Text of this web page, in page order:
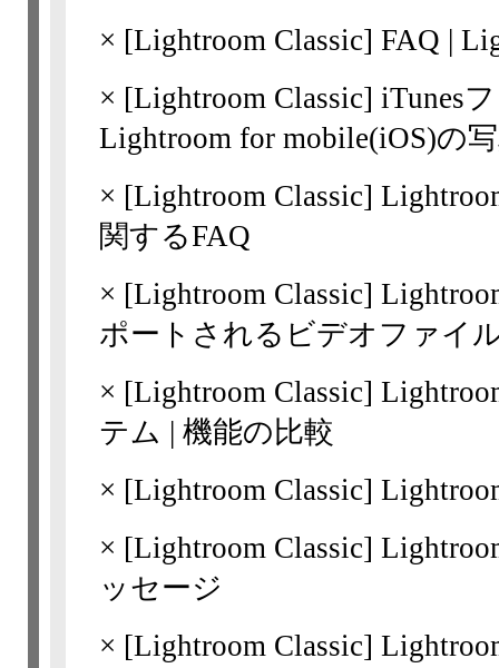
× [Lightroom Classic] FAQ |
× [Lightroom Classic] iTunes
Lightroom for mobile(iOS)の
× [Lightroom Classic]
関するFAQ
× [Lightroom Classic]
ポートされるビデオファイ
× [Lightroom Classic]
テム | 機能の比較
× [Lightroom Classic]
× [Lightroom Classic]
ッセージ
× [Lightroom Classic]